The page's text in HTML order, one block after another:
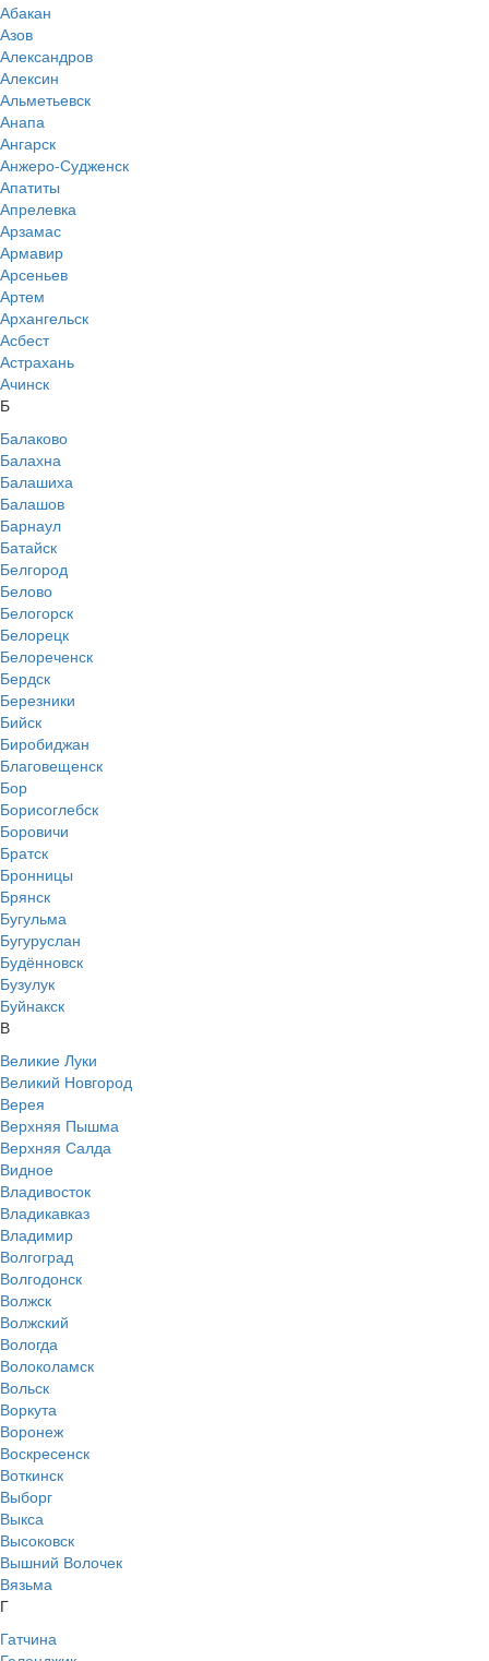
Абакан
Азов
Александров
Алексин
Альметьевск
Анапа
Ангарск
Анжеро-Судженск
Апатиты
Апрелевка
Арзамас
Армавир
Арсеньев
Артем
Архангельск
Асбест
Астрахань
Ачинск
Б
Балаково
Балахна
Балашиха
Балашов
Барнаул
Батайск
Белгород
Белово
Белогорск
Белорецк
Белореченск
Бердск
Березники
Бийск
Биробиджан
Благовещенск
Бор
Борисоглебск
Боровичи
Братск
Бронницы
Брянск
Бугульма
Бугуруслан
Будённовск
Бузулук
Буйнакск
В
Великие Луки
Великий Новгород
Верея
Верхняя Пышма
Верхняя Салда
Видное
Владивосток
Владикавказ
Владимир
Волгоград
Волгодонск
Волжск
Волжский
Вологда
Волоколамск
Вольск
Воркута
Воронеж
Воскресенск
Воткинск
Выборг
Выкса
Высоковск
Вышний Волочек
Вязьма
Г
Гатчина